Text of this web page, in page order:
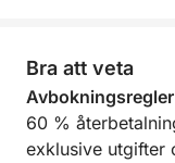
Bra att veta
Avbokningsregler
60 %
exklusive utgifter